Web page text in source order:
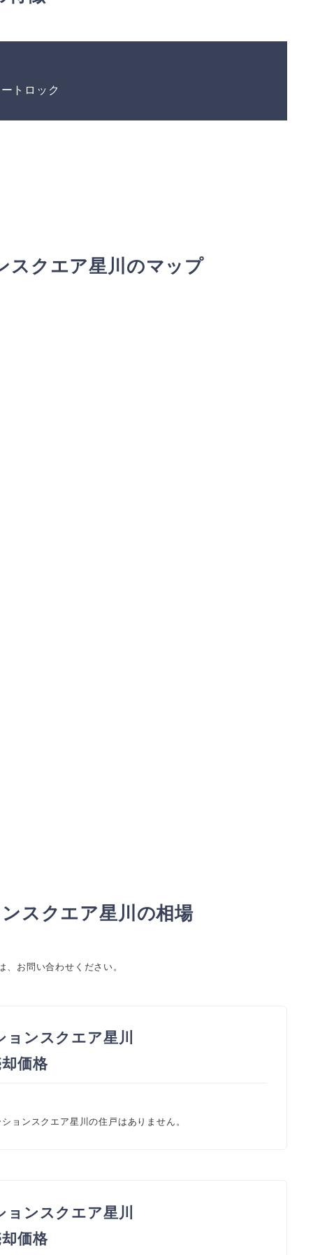
トロック
スクエア星川のマップ
スクエア星川の相場
お問い合わせください。
ンスクエア星川
価格
ョンスクエア星川の住戸はありません。
ンスクエア星川
価格